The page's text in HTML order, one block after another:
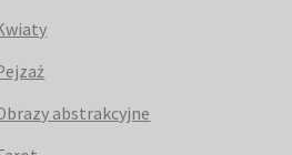
abstrakcyjne